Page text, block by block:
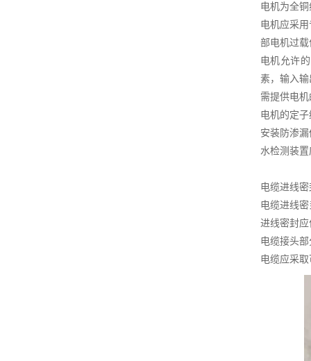
电机为全
电机应采
部电机过
电机允许
素，输入
需提供电
电机的定
安装防渗
水检测装
电缆进线密
电缆进线
进线密封
电缆接头
电缆应采